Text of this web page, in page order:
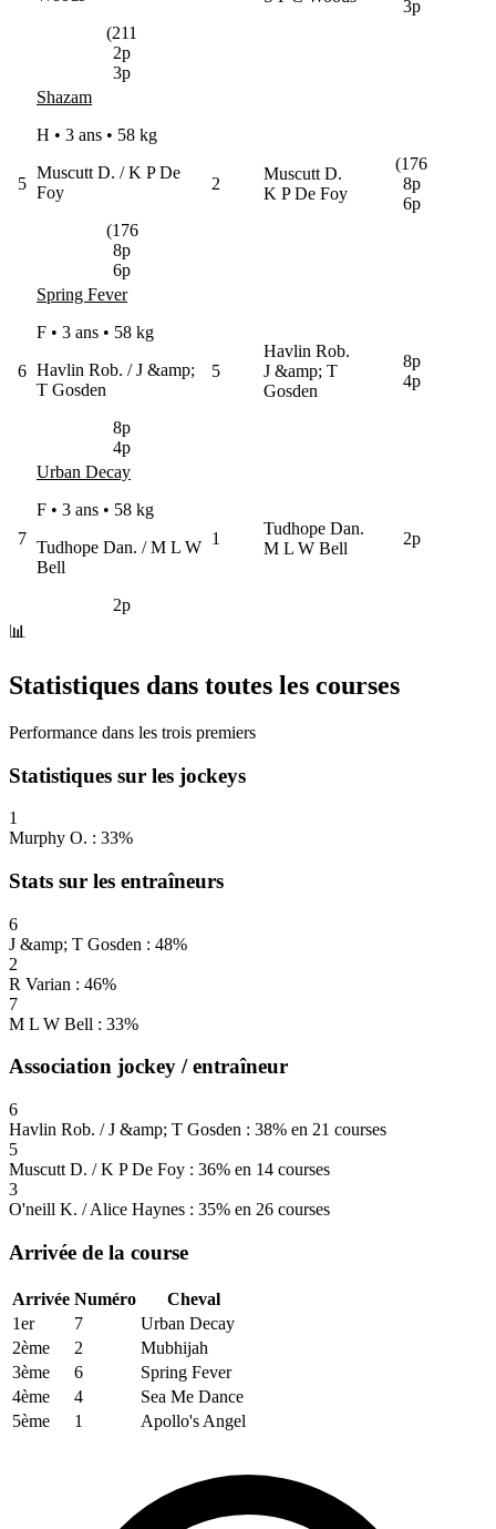
(211
2p
3p
3p
5
Shazam
H • 3 ans • 58 kg
Muscutt D. / K P De
Foy
(176
8p
6p
2
Muscutt D.
K P De Foy
(176
8p
6p
6
Spring Fever
F • 3 ans • 58 kg
Havlin Rob. / J &amp;
T Gosden
8p
4p
5
Havlin Rob.
J &amp; T
Gosden
8p
4p
7
Urban Decay
F • 3 ans • 58 kg
Tudhope Dan. / M L W
Bell
2p
1
Tudhope Dan.
M L W Bell
2p
📊
Statistiques dans toutes les courses
Performance dans les trois premiers
Statistiques sur les jockeys
1
Murphy O. : 33%
Stats sur les entraîneurs
6
J &amp; T Gosden : 48%
2
R Varian : 46%
7
M L W Bell : 33%
Association jockey / entraîneur
6
Havlin Rob. / J &amp; T Gosden : 38% en 21 courses
5
Muscutt D. / K P De Foy : 36% en 14 courses
3
O'neill K. / Alice Haynes : 35% en 26 courses
Arrivée de la course
Arrivée Numéro
Cheval
1er
7
Urban Decay
2ème
2
Mubhijah
3ème
6
Spring Fever
4ème
4
Sea Me Dance
5ème
1 Apollo's Angel